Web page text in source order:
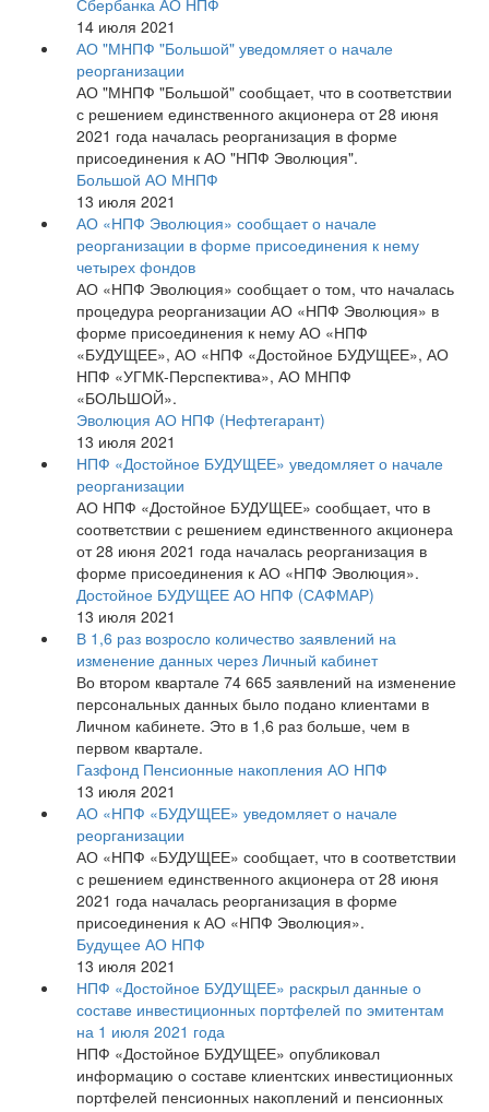
Сбербанка АО НПФ
14 июля 2021
АО "МНПФ "Большой" уведомляет о начале
реорганизации
АО "МНПФ "Большой" сообщает, что в соответствии
с решением единственного акционера от 28 июня
2021 года началась реорганизация в форме
присоединения к АО "НПФ Эволюция".
Большой АО МНПФ
13 июля 2021
АО «НПФ Эволюция» сообщает о начале
реорганизации в форме присоединения к нему
четырех фондов
АО «НПФ Эволюция» сообщает о том, что началась
процедура реорганизации АО «НПФ Эволюция» в
форме присоединения к нему АО «НПФ
«БУДУЩЕЕ», АО «НПФ «Достойное БУДУЩЕЕ», АО
НПФ «УГМК-Перспектива», АО МНПФ
«БОЛЬШОЙ».
Эволюция АО НПФ (Нефтегарант)
13 июля 2021
НПФ «Достойное БУДУЩЕЕ» уведомляет о начале
реорганизации
АО НПФ «Достойное БУДУЩЕЕ» сообщает, что в
соответствии с решением единственного акционера
от 28 июня 2021 года началась реорганизация в
форме присоединения к АО «НПФ Эволюция».
Достойное БУДУЩЕЕ АО НПФ (САФМАР)
13 июля 2021
В 1,6 раз возросло количество заявлений на
изменение данных через Личный кабинет
Во втором квартале 74 665 заявлений на изменение
персональных данных было подано клиентами в
Личном кабинете. Это в 1,6 раз больше, чем в
первом квартале.
Газфонд Пенсионные накопления АО НПФ
13 июля 2021
АО «НПФ «БУДУЩЕЕ» уведомляет о начале
реорганизации
АО «НПФ «БУДУЩЕЕ» сообщает, что в соответствии
с решением единственного акционера от 28 июня
2021 года началась реорганизация в форме
присоединения к АО «НПФ Эволюция».
Будущее АО НПФ
13 июля 2021
НПФ «Достойное БУДУЩЕЕ» раскрыл данные о
составе инвестиционных портфелей по эмитентам
на 1 июля 2021 года
НПФ «Достойное БУДУЩЕЕ» опубликовал
информацию о составе клиентских инвестиционных
портфелей пенсионных накоплений и пенсионных